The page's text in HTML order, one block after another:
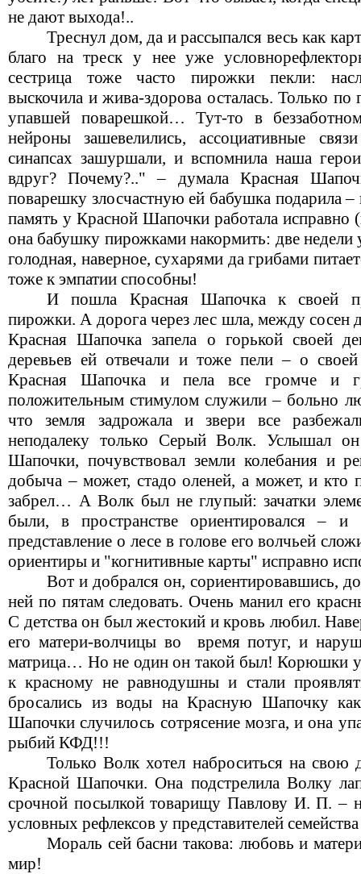
не дают выхода!..
Треснул дом, да и рассыпался весь как
благо на треск у нее уже
сестрица тоже часто пирожки пекли:
выскочила и жива-здорова осталась. Только по
упавшей поварешкой… Тут-то в
нейроны зашевелились, ассоциативные
синапсах зашуршали, и вспомнила наша
вдруг? Почему?.." – думала Красная
поварешку злосчастную ей бабушка подарила –
память у Красной Шапочки работала исправно
она бабушку пирожками накормить: две недели
голодная, наверное, сухарями да грибами
тоже к эмпатии способны!
И пошла Красная Шапочка к своей
пирожки. А дорога через лес шла, между сосен
Красная Шапочка запела о горькой своей
деревьев ей отвечали и тоже пели – о
Красная Шапочка и пела все громче и
положительным стимулом служили – больно
что земля задрожала и звери все
неподалеку только Серый Волк. Услышал
Шапочки, почувствовал земли колебания и
добыча – может, стадо оленей, а может, и кто
забрел… А Волк был не глупый: зачатки
были, в пространстве ориентировался –
представление о лесе в голове его волчьей
ориентиры и "когнитивные карты" исправно
Вот и добрался он, сориентировавшись,
ней по пятам следовать. Очень манил его
С детства он был жестокий и кровь любил.
его матери-волчицы во
время потуг, и
матрица… Но не один он такой был! Корюшки у
к красному не равнодушны и стали
бросались из воды на Красную Шапочку
Шапочки случилось сотрясение мозга, и она
рыбий КФД!!!
Только Волк хотел наброситься на свою
Красной Шапочки. Она подстрелила Волку
срочной посылкой товарищу Павлову И. П. –
условных рефлексов у представителей
Мораль сей басни такова: любовь и
мир!